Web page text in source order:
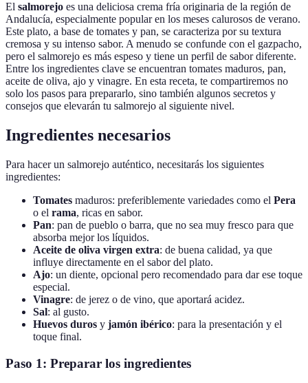
El salmorejo es una deliciosa crema fría originaria de la región de
Andalucía, especialmente popular en los meses calurosos de verano.
Este plato, a base de tomates y pan, se caracteriza por su textura
cremosa y su intenso sabor. A menudo se confunde con el gazpacho,
pero el salmorejo es más espeso y tiene un perfil de sabor diferente.
Entre los ingredientes clave se encuentran tomates maduros, pan,
aceite de oliva, ajo y vinagre. En esta receta, te compartiremos no
solo los pasos para prepararlo, sino también algunos secretos y
consejos que elevarán tu salmorejo al siguiente nivel.
Ingredientes necesarios
Para hacer un salmorejo auténtico, necesitarás los siguientes
ingredientes:
Tomates maduros: preferiblemente variedades como el Pera
o el rama, ricas en sabor.
Pan: pan de pueblo o barra, que no sea muy fresco para que
absorba mejor los líquidos.
Aceite de oliva virgen extra: de buena calidad, ya que
influye directamente en el sabor del plato.
Ajo: un diente, opcional pero recomendado para dar ese toque
especial.
Vinagre: de jerez o de vino, que aportará acidez.
Sal: al gusto.
Huevos duros y jamón ibérico: para la presentación y el
toque final.
Paso 1: Preparar los ingredientes